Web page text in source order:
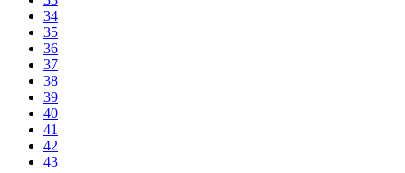
34
35
36
37
38
39
40
41
42
43